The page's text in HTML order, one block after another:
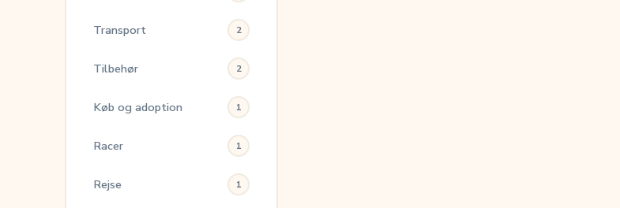
Transport 2
Tilbehør 2
Køb og adoption 1
Racer 1
Rejse 1